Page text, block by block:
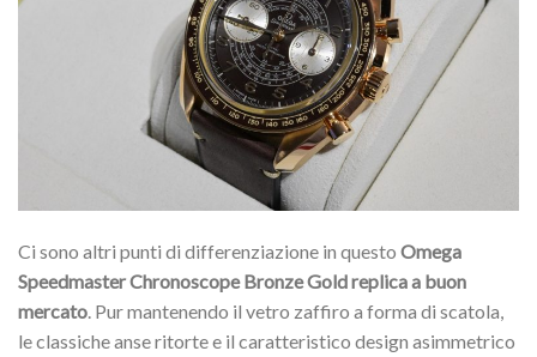
Ci sono altri punti di differenziazione in questo Omega
Speedmaster Chronoscope Bronze Gold replica a buon
mercato . Pur mantenendo il vetro zaffiro a forma di scatola,
le classiche anse ritorte e il caratteristico design asimmetrico